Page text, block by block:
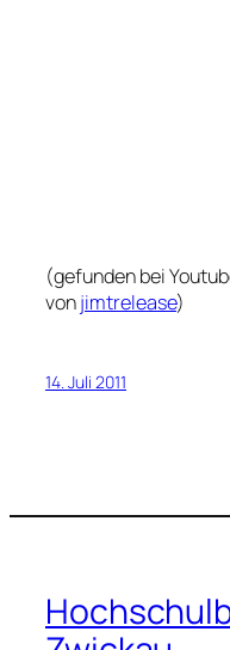
(gefunden bei
vonjimtrelease)
14. Juli 2011